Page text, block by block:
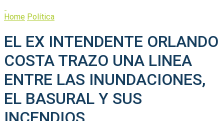
Home Política
EL EX INTENDENTE ORLANDO
COSTA TRAZO UNA LINEA
ENTRE LAS INUNDACIONES,
EL BASURAL Y SUS